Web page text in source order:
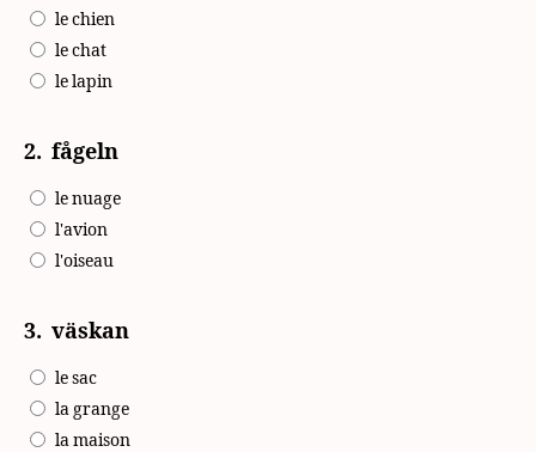
le chien
le chat
le lapin
2. fågeln
le nuage
l'avion
l'oiseau
3. väskan
le sac
la grange
la maison